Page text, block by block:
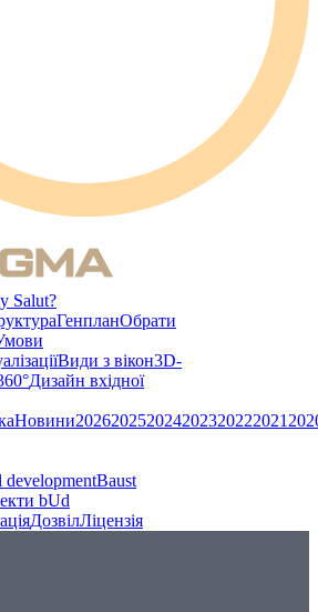
Salut?
ГенпланОбрати
Види з вікон3D-
Дизайн вхідної
Новини202620252024202320222021
developmentBaust
bUd
ДозвілЛіцензія